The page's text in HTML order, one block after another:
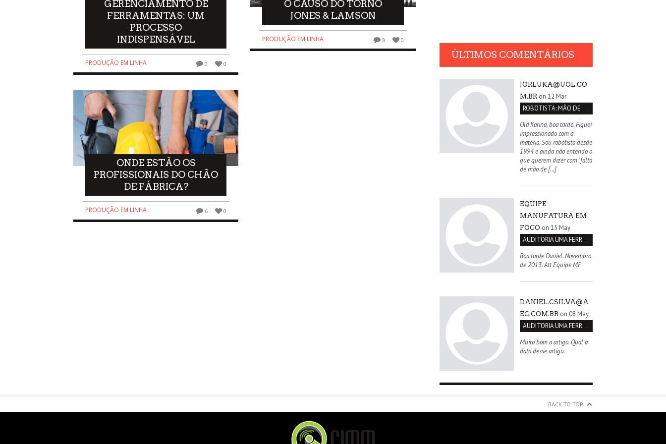
GERENCIAMENTO DE
FERRAMENTAS: UM
PROCESSO
INDISPENSÁVEL
PRODUÇÃO EM LINHA 0 0
ONDE ESTÃO OS
PROFISSIONAIS DO CHÃO
DE FÁBRICA?
PRODUÇÃO EM LINHA 6 0
O CAUSO DO TORNO
JONES & LAMSON
PRODUÇÃO EM LINHA 8 0
ÚLTIMOS COMENTÁRIOS
JORLUKA@UOL.CO
M.BR on 12 Mar
ROBOTISTA: MÃO DE OBRA QUALIFICADA INEXISTENTE NO BRASIL
Olá Karina, boa tarde. Fiquei
impressionado com a
matéria. Sou robotista desde
1994 e ainda não entendo o
que querem dizer com "falta
de mão de […]
EQUIPE
MANUFATURA EM
FOCO on 15 May
AUDITORIA UMA FERRAMENTA PARA MELHORIA CONTÍNUA
Boa tarde Daniel. Novembro
de 2013. Att Equipe MF
DANIEL.CSILVA@A
EC.COM.BR on 08 May
AUDITORIA UMA FERRAMENTA PARA MELHORIA CONTÍNUA
Muito bom o artigo. Qual a
data desse artigo.
BACK TO TOP